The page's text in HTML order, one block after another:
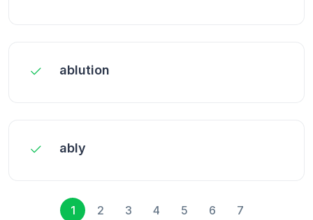
ablution
ably
1 2 3 4 5 6 7